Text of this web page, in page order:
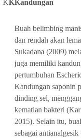
KKKandungan
Buah belimbing
dan rendah akan
Sukadana (2009)
juga memiliki
pertumbuhan
Kandungan saponin
dinding sel,
kematian bakteri
2015). Selain itu,
sebagai